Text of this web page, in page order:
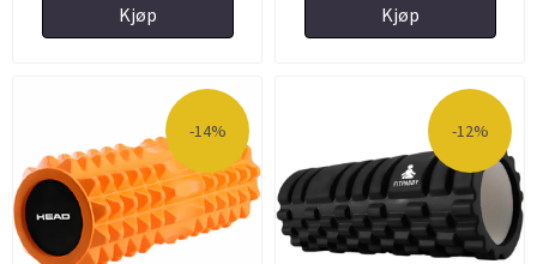
Kjøp Kjøp
-14% -12%